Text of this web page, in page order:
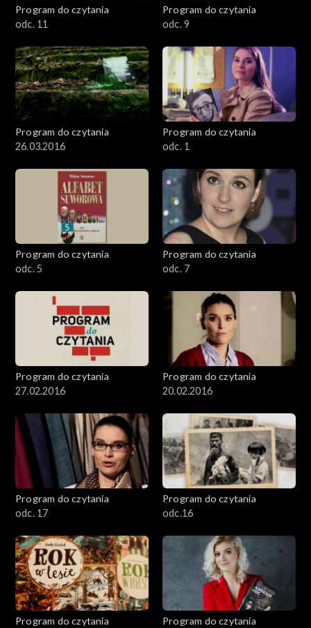
Program do czytania
odc. 11
Program do czytania
odc. 9
Program do czytania
26.03.2016
Program do czytania
odc. 1
Program do czytania
odc. 5
Program do czytania
odc. 7
Program do czytania
27.02.2016
Program do czytania
20.02.2016
Program do czytania
odc. 17
Program do czytania
odc.16
Program do czytania
Program do czytania